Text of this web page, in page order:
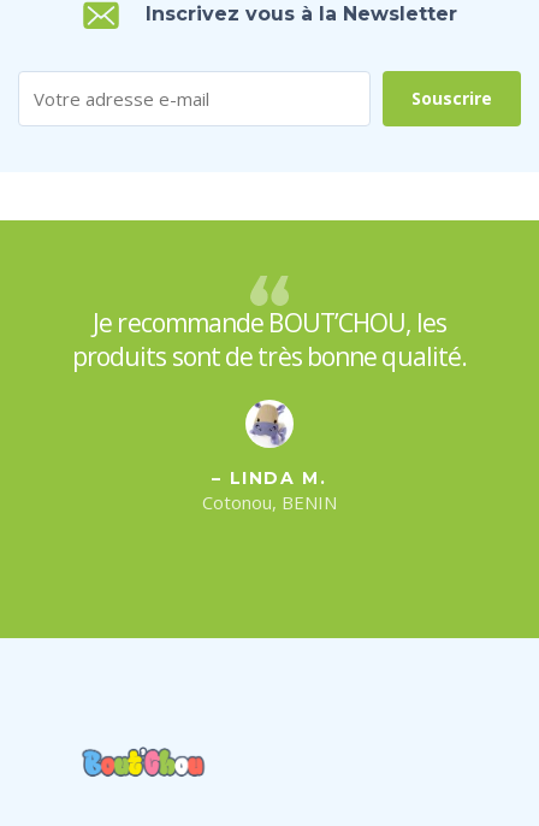
Inscrivez vous à la Newsletter
Je recommande BOUT’CHOU, les
produits sont de très bonne qualité.
– LINDA M.
Cotonou, BENIN